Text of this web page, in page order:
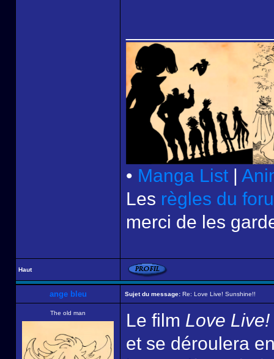
• Manga List |
Les règles du
merci de les
Haut
ange bleu Sujet du message: Re: Love Live! Sunshine!!
The old man Le film Love
et se déroulera